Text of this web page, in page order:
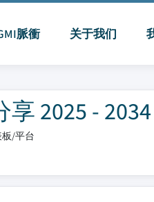
脈衝 关于我们
2025 - 2034
板/平台